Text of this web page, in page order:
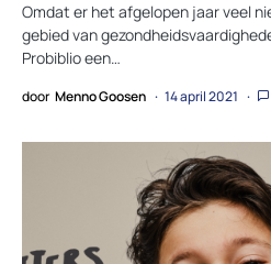
Omdat er het afgelopen jaar veel
gebied van
Probiblio een…
door Menno Goosen 14 april 2021